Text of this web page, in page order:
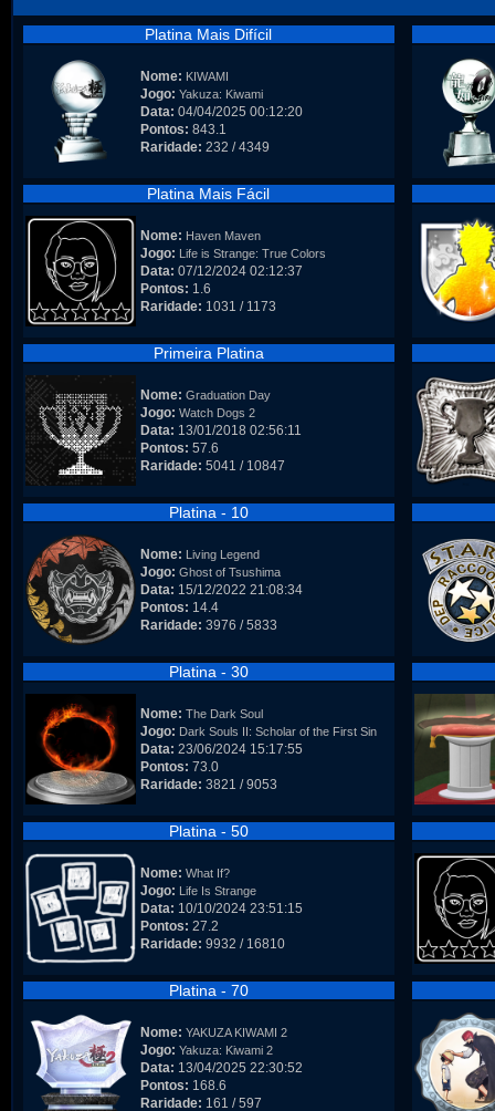
Platina Mais Difícil
Nome: KIWAMI
Jogo: Yakuza: Kiwami
Data: 04/04/2025 00:12:20
Pontos: 843.1
Raridade: 232 / 4349
Platina Mais Fácil
Nome: Haven Maven
Jogo: Life is Strange: True Colors
Data: 07/12/2024 02:12:37
Pontos: 1.6
Raridade: 1031 / 1173
Primeira Platina
Nome: Graduation Day
Jogo: Watch Dogs 2
Data: 13/01/2018 02:56:11
Pontos: 57.6
Raridade: 5041 / 10847
Platina - 10
Nome: Living Legend
Jogo: Ghost of Tsushima
Data: 15/12/2022 21:08:34
Pontos: 14.4
Raridade: 3976 / 5833
Platina - 30
Nome: The Dark Soul
Jogo: Dark Souls II: Scholar of the First Sin
Data: 23/06/2024 15:17:55
Pontos: 73.0
Raridade: 3821 / 9053
Platina - 50
Nome: What If?
Jogo: Life Is Strange
Data: 10/10/2024 23:51:15
Pontos: 27.2
Raridade: 9932 / 16810
Platina - 70
Nome: YAKUZA KIWAMI 2
Jogo: Yakuza: Kiwami 2
Data: 13/04/2025 22:30:52
Pontos: 168.6
Raridade: 161 / 597